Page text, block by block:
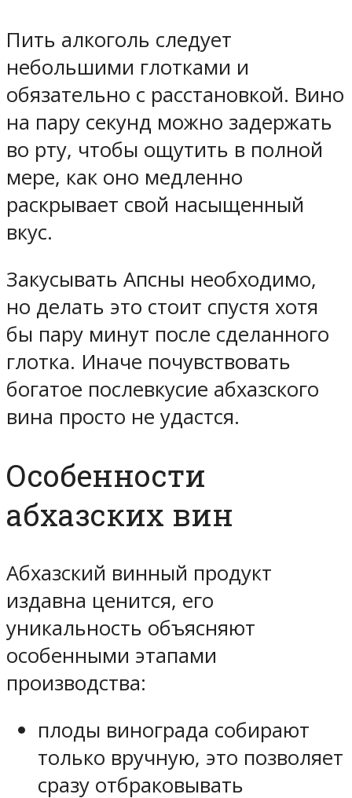
Пить алкоголь следует
небольшими глотками и
обязательно с расстановкой. Вино
на пару секунд можно задержать
во рту, чтобы ощутить в полной
мере, как оно медленно
раскрывает свой насыщенный
вкус.
Закусывать Апсны необходимо,
но делать это стоит спустя хотя
бы пару минут после сделанного
глотка. Иначе почувствовать
богатое послевкусие абхазского
вина просто не удастся.
Особенности
абхазских вин
Абхазский винный продукт
издавна ценится, его
уникальность объясняют
особенными этапами
производства:
плоды винограда собирают
только вручную, это позволяет
сразу отбраковывать